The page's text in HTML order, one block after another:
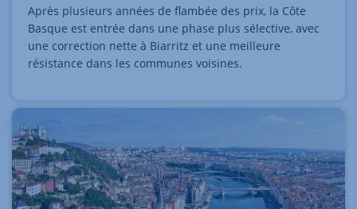
Après plusieurs années de flambée des prix, la Côte
Basque est entrée dans une phase plus sélective, avec
une correction nette à Biarritz et une meilleure
résistance dans les communes voisines.